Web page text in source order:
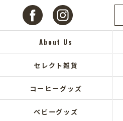
About Us
セレクト雑貨
コーヒーグッズ
ベビーグッズ